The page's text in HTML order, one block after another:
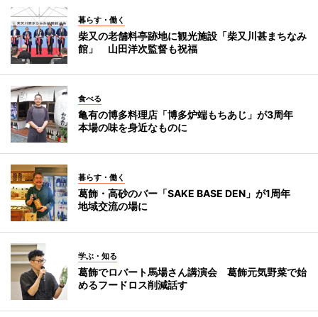
暮らす・働く
柴又の老舗料亭跡地に観光施設「柴又川甚まちなみ
館」 山田洋次監督も祝福
食べる
亀有の博多料理店「博多炉端もちあじ」が3周年
本場の味を身近なものに
暮らす・働く
葛飾・高砂のバー「SAKE BASE DEN」が1周年
地域交流の場に
学ぶ・知る
葛飾でロバート馬場さん講演会 葛飾元気野菜で始
めるフードロス削減話す